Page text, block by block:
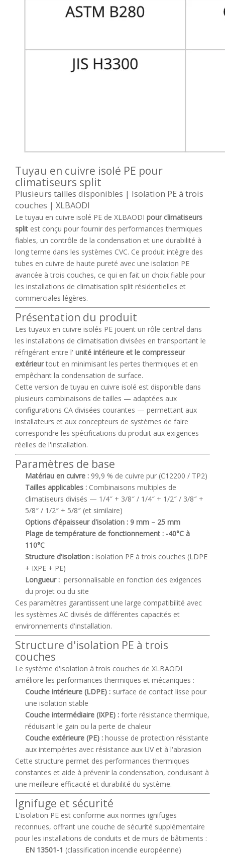
Tuyau en cuivre isolé PE pour
climatiseurs split
Plusieurs tailles disponibles | Isolation PE à trois
couches | XLBAODI
Le tuyau en cuivre isolé PE de XLBAODI pour climatiseurs
split est conçu pour fournir des performances thermiques
fiables, un contrôle de la condensation et une durabilité à
long terme dans les systèmes CVC. Ce produit intègre des
tubes en cuivre de haute pureté avec une isolation PE
avancée à trois couches, ce qui en fait un choix fiable pour
les installations de climatisation split résidentielles et
commerciales légères.
Présentation du produit
Les tuyaux en cuivre isolés PE ​​jouent un rôle central dans
les installations de climatisation divisées en transportant le
réfrigérant entre l' unité intérieure et le compresseur
extérieurtout en minimisant les pertes thermiques et en
empêchant la condensation de surface.
Cette version de tuyau en cuivre isolé est disponible dans
plusieurs combinaisons de tailles — adaptées aux
configurations CA divisées courantes — permettant aux
installateurs et aux concepteurs de systèmes de faire
correspondre les spécifications du produit aux exigences
réelles de l'installation.
Paramètres de base
Matériau en cuivre : 99,9 % de cuivre pur (C12200 / TP2)
Tailles applicables : Combinaisons multiples de
climatiseurs divisés — 1/4″ + 3/8″ / 1/4″ + 1/2″ / 3/8″ +
5/8″ / 1/2″ + 5/8″ (et similaire)
Options d'épaisseur d'isolation : 9 mm – 25 mm
Plage de température de fonctionnement : -40°C à
110°C
Structure d'isolation : isolation PE à trois couches (LDPE
+ IXPE + PE)
Longueur : personnalisable en fonction des exigences
du projet ou du site
Ces paramètres garantissent une large compatibilité avec
les systèmes AC divisés de différentes capacités et
environnements d'installation.
Structure d'isolation PE à trois
couches
Le système d'isolation à trois couches de XLBAODI
améliore les performances thermiques et mécaniques :
Couche intérieure (LDPE) : surface de contact lisse pour
une isolation stable
Couche intermédiaire (IXPE) : forte résistance thermique,
réduisant le gain ou la perte de chaleur
Couche extérieure (PE) : housse de protection résistante
aux intempéries avec résistance aux UV et à l'abrasion
Cette structure permet des performances thermiques
constantes et aide à prévenir la condensation, conduisant à
une meilleure efficacité et durabilité du système.
Ignifuge et sécurité
L'isolation PE est conforme aux normes ignifuges
reconnues, offrant une couche de sécurité supplémentaire
pour les installations de conduits et de murs de bâtiments :
EN 13501-1 (classification incendie européenne)